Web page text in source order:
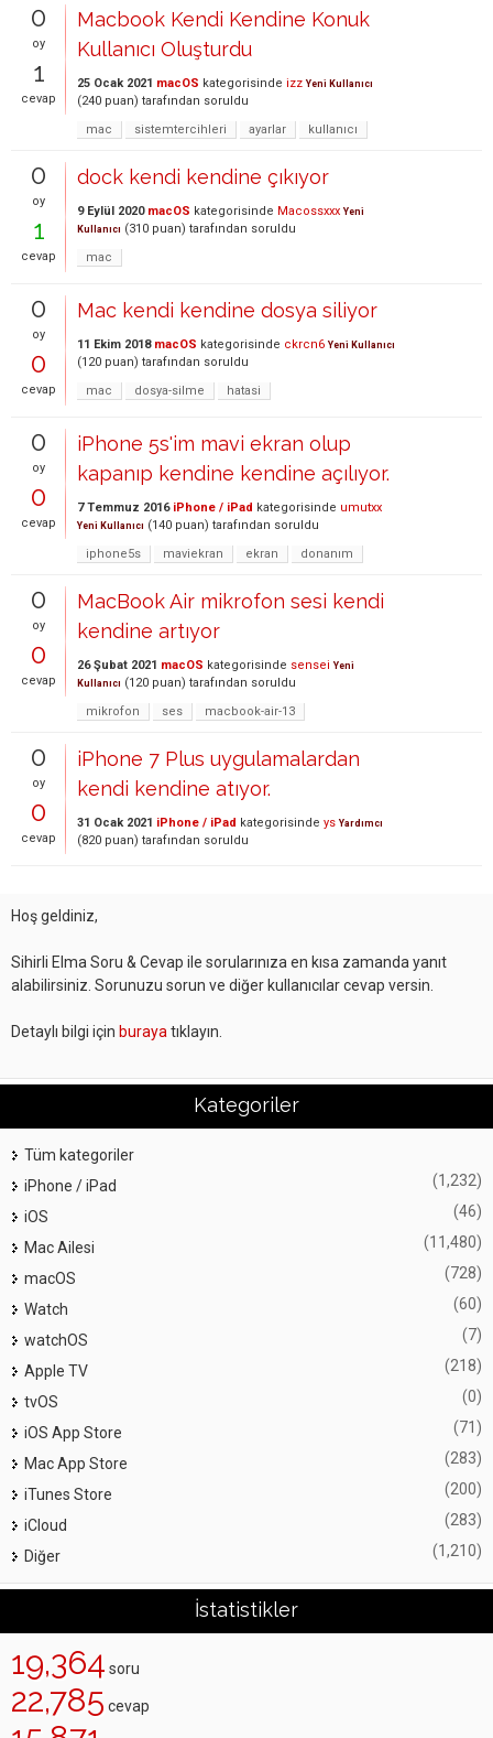
0
oy
1
cevap
Macbook Kendi Kendine Konuk
Kullanıcı Oluşturdu
25 Ocak 2021 macOS kategorisinde izz Yeni Kullanıcı
(240 puan) tarafından soruldu
mac
sistemtercihleri ayarlar kullanıcı
0
oy
1
cevap
dock kendi kendine çıkıyor
9 Eylül 2020 macOS kategorisinde Macossxxx Yeni
Kullanıcı (310 puan) tarafından soruldu
mac
0
oy
0
cevap
Mac kendi kendine dosya siliyor
11 Ekim 2018 macOS kategorisinde ckrcn6 Yeni Kullanıcı
(120 puan) tarafından soruldu
mac
dosya-silme hatasi
0
oy
0
cevap
iPhone 5s'im mavi ekran olup
kapanıp kendine kendine açılıyor.
7 Temmuz 2016 iPhone / iPad kategorisinde umutxx
Yeni Kullanıcı (140 puan) tarafından soruldu
iphone5s
maviekran ekran donanım
0
oy
0
cevap
MacBook Air mikrofon sesi kendi
kendine artıyor
26 Şubat 2021 macOS kategorisinde sensei Yeni
Kullanıcı (120 puan) tarafından soruldu
mikrofon
ses macbook-air-13
0
oy
0
cevap
iPhone 7 Plus uygulamalardan
kendi kendine atıyor.
31 Ocak 2021 iPhone / iPad kategorisinde ys Yardımcı
(820 puan) tarafından soruldu
Hoş geldiniz,
Sihirli Elma Soru & Cevap ile sorularınıza en kısa zamanda yanıt
alabilirsiniz. Sorunuzu sorun ve diğer kullanıcılar cevap versin.
Detaylı bilgi için buraya tıklayın.
Kategoriler
Tüm kategoriler
iPhone / iPad
(1,232)
iOS (46)
Mac Ailesi (11,480)
macOS (728)
Watch (60)
watchOS (7)
Apple TV (218)
tvOS (0)
iOS App Store (71)
Mac App Store (283)
iTunes Store (200)
iCloud (283)
Diğer (1,210)
İstatistikler
19,364 soru
22,785 cevap